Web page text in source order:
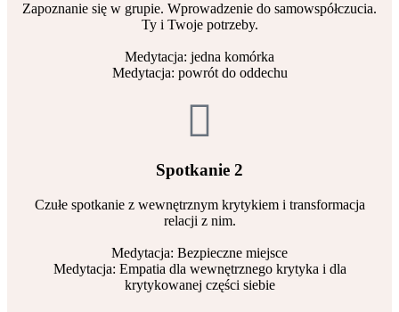
Zapoznanie się w grupie. Wprowadzenie do samowspółczucia.
Ty i Twoje potrzeby.
Medytacja: jedna komórka
Medytacja: powrót do oddechu
Spotkanie 2
Czułe spotkanie z wewnętrznym krytykiem i transformacja
relacji z nim.
Medytacja: Bezpieczne miejsce
Medytacja: Empatia dla wewnętrznego krytyka i dla
krytykowanej części siebie